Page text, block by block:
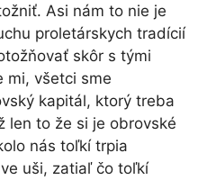
Asi nám to nie je
proletárskych tradícií
skôr s tými
mi, všetci sme
kapitál, ktorý treba
len to že si je obrovské
nás toľkí trpia
uši, zatiaľ čo toľkí